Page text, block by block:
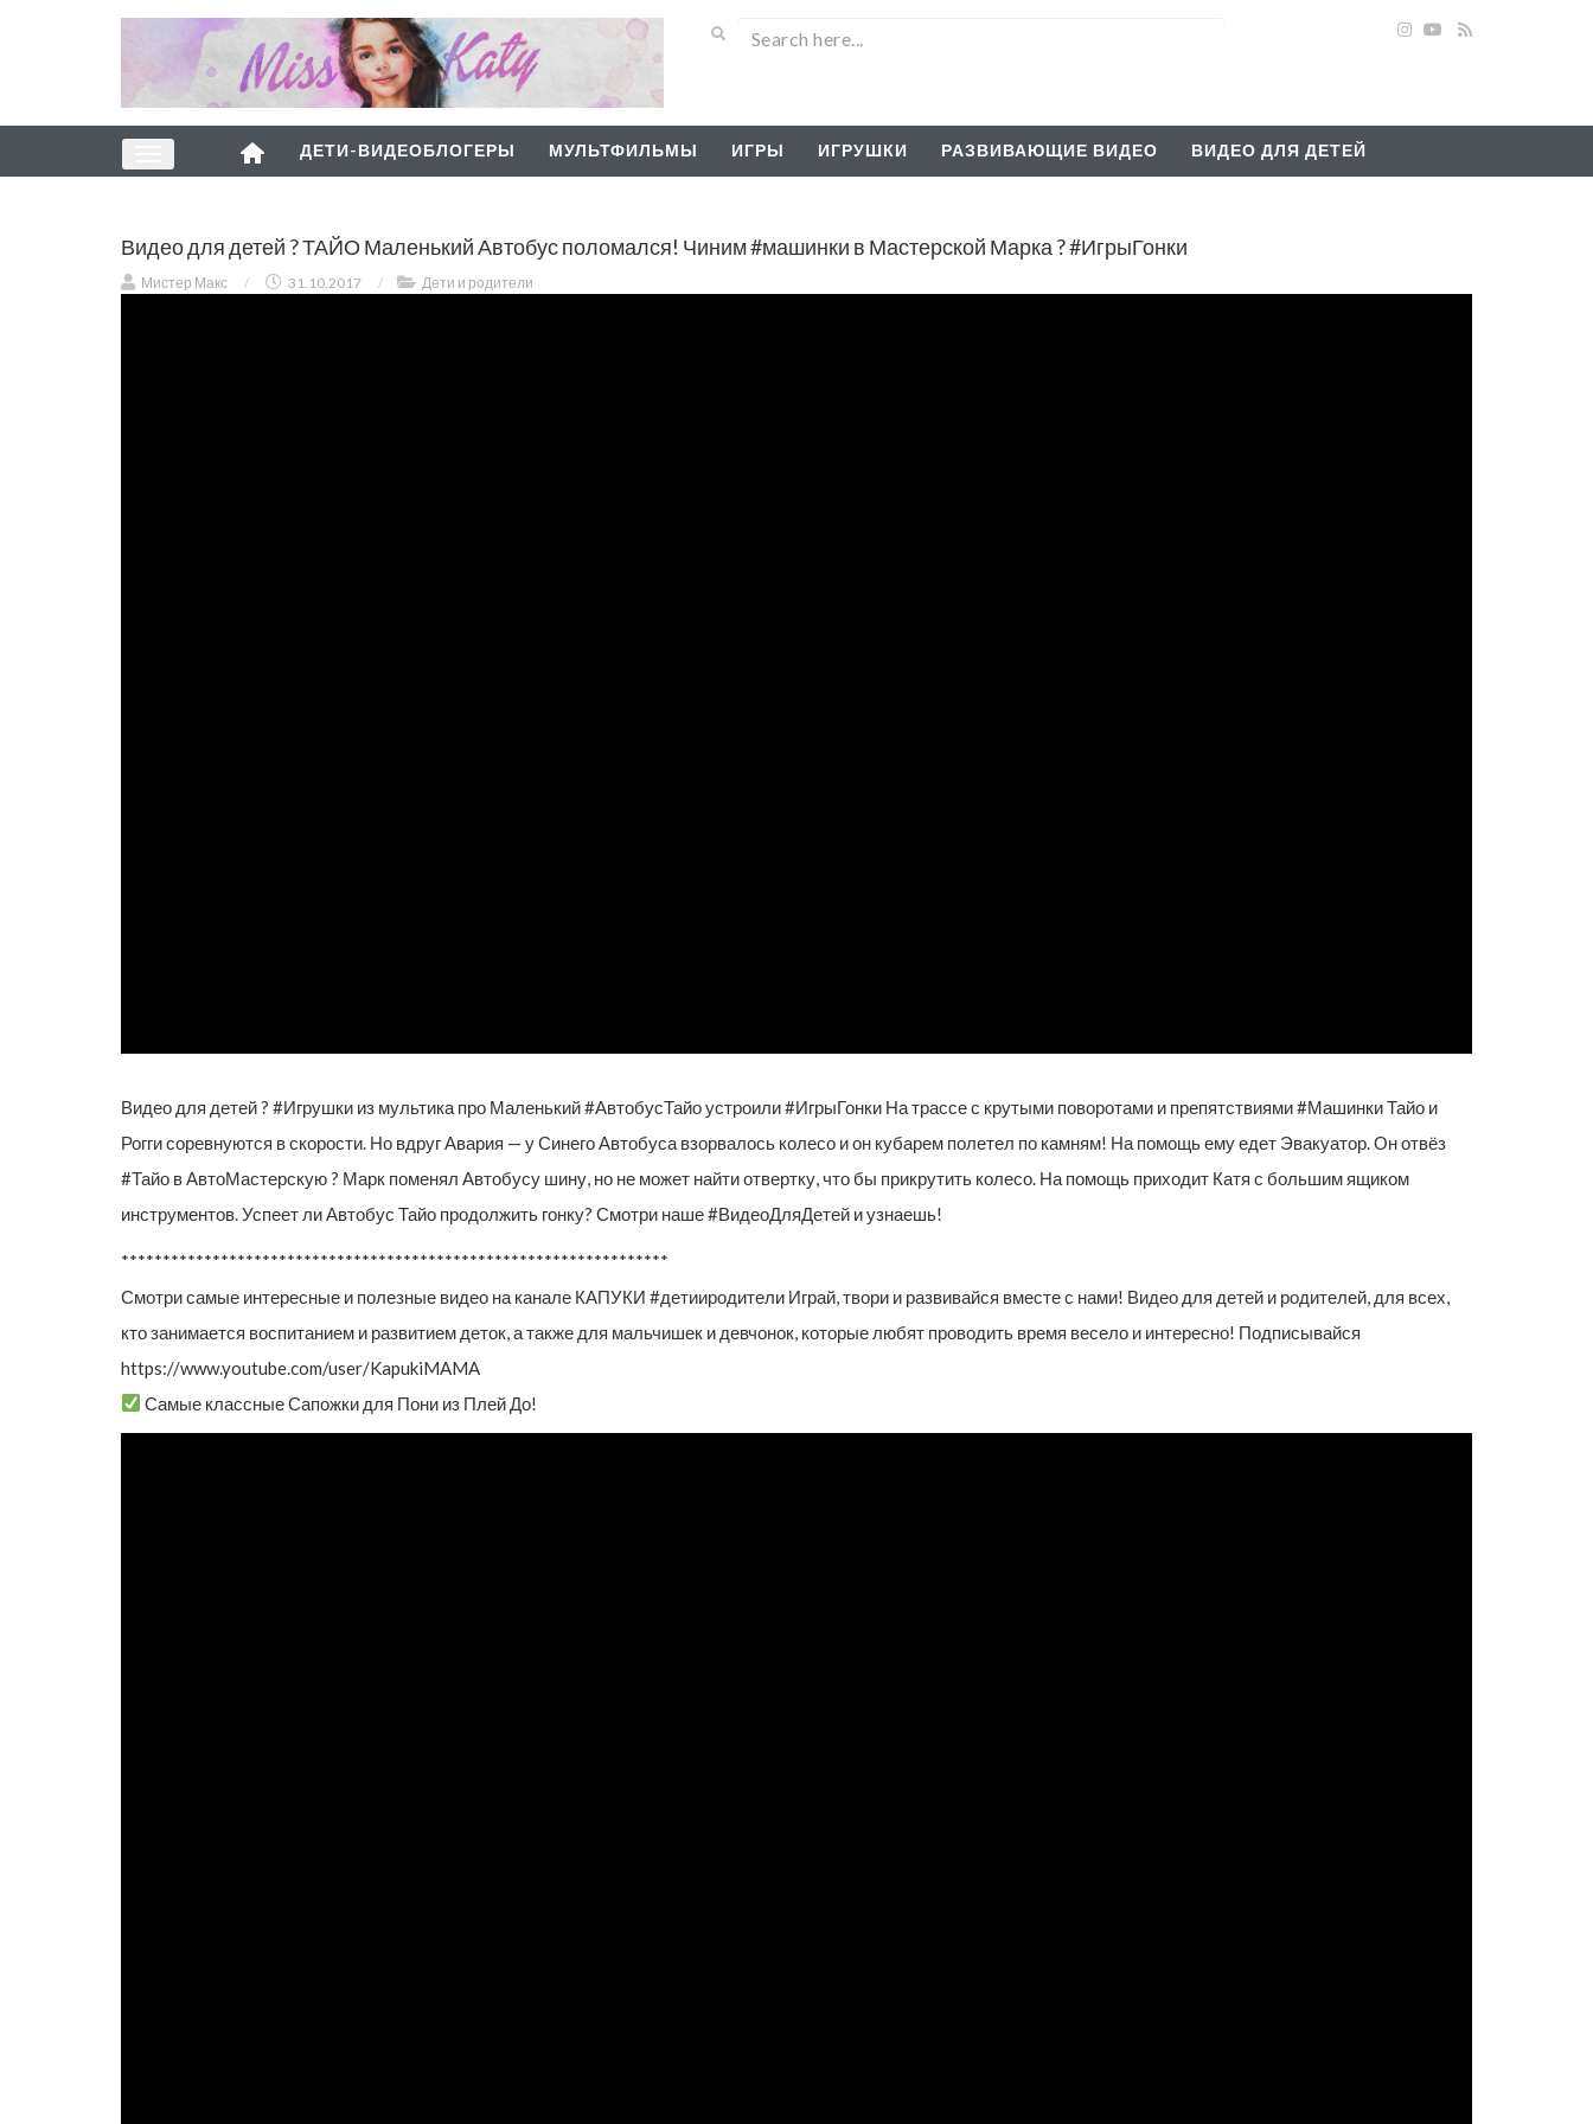
ДЕТИ-ВИДЕОБЛОГЕРЫ МУЛЬТФИЛЬМЫ ИГРЫ ИГРУШКИ РАЗВИВАЮЩИЕ ВИДЕО ВИДЕО ДЛЯ ДЕТЕЙ
Видео для детей ? ТАЙО Маленький Автобус поломался! Чиним #машинки в Мастерской Марка ? #ИгрыГонки
Мистер Макс / 31.10.2017 / Дети и родители
Видео для детей ? #Игрушки из мультика про Маленький #АвтобусТайо устроили #ИгрыГонки На трассе с крутыми поворотами и препятствиями #Машинки Тайо и
Рогги соревнуются в скорости. Но вдруг Авария — у Синего Автобуса взорвалось колесо и он кубарем полетел по камням! На помощь ему едет Эвакуатор. Он отвёз
#Тайо в АвтоМастерскую ? Марк поменял Автобусу шину, но не может найти отвертку, что бы прикрутить колесо. На помощь приходит Катя с большим ящиком
инструментов. Успеет ли Автобус Тайо продолжить гонку? Смотри наше #ВидеоДляДетей и узнаешь!
******************************************************************
Смотри самые интересные и полезные видео на канале КАПУКИ #детииродители Играй, твори и развивайся вместе с нами! Видео для детей и родителей, для всех,
кто занимается воспитанием и развитием деток, а также для мальчишек и девчонок, которые любят проводить время весело и интересно! Подписывайся
https://www.youtube.com/user/KapukiMAMA
Самые классные Сапожки для Пони из Плей До!